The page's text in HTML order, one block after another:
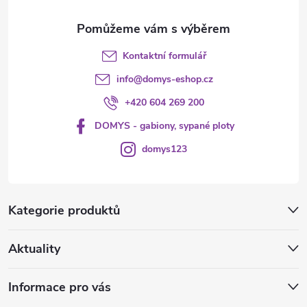
Kategorie produktů
Aktuality
Informace pro vás
Kontaktní formulář
info@domys-eshop.cz
+420 604 269 200
DOMYS - gabiony, sypané ploty
domys123